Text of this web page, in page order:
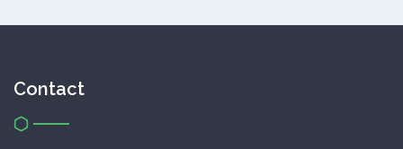
Contact